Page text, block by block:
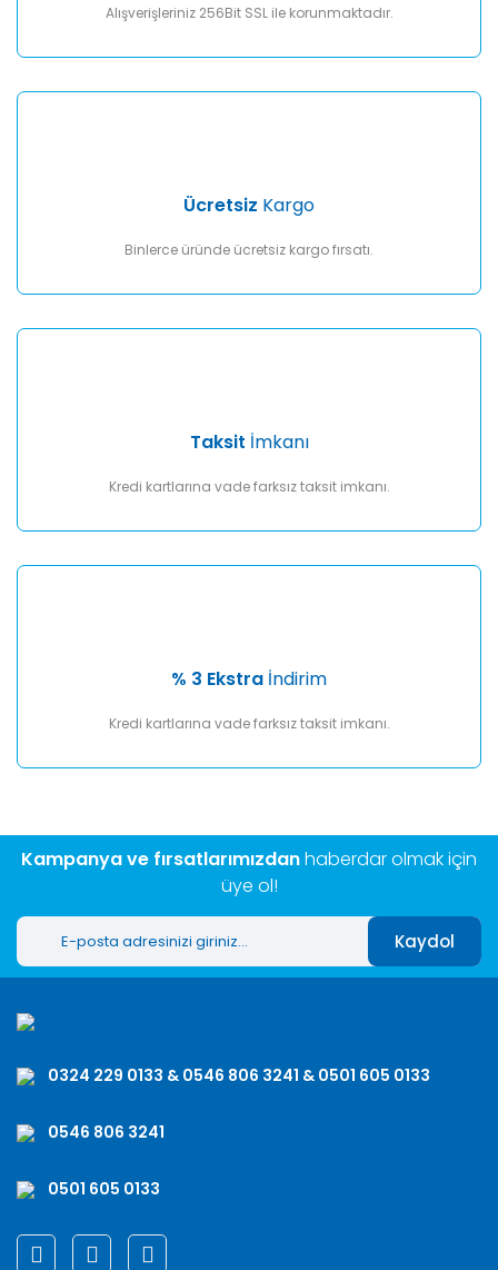
Alışverişleriniz 256Bit SSL ile korunmaktadır.
Ücretsiz Kargo
Binlerce üründe ücretsiz kargo fırsatı.
Taksit İmkanı
Kredi kartlarına vade farksız taksit imkanı.
% 3 Ekstra İndirim
Kredi kartlarına vade farksız taksit imkanı.
Kampanya ve fırsatlarımızdanhaberdar olmak için
üye ol!
Kaydol
0324 229 0133 & 0546 806 3241 & 0501 605 0133
0546 806 3241
0501 605 0133